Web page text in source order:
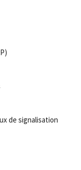
de signalisation